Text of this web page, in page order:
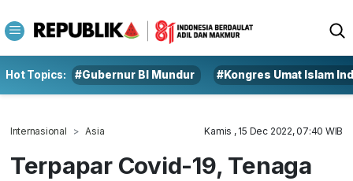
Hot Topics: #Gubernur BI Mundur #Kongres Umat Islam
Internasional Asia Kamis , 15 Dec 2022, 07:40 WIB
Terpapar Covid-19, Tenaga